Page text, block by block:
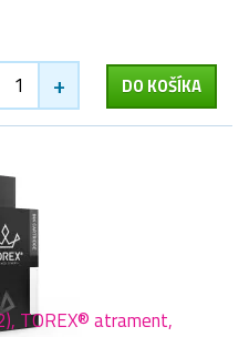
+ DO KOŠÍKA
TOREX® atrament,